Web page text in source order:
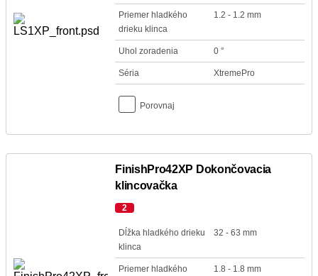
Priemer hladkého
drieku klinca
1.2 - 1.2 mm
Uhol zoradenia 0 °
Séria XtremePro
Porovnaj
FinishPro42XP Dokončovacia
klincovačka
2
Dĺžka hladkého drieku
klinca
32 - 63 mm
Priemer hladkého
1.8 - 1.8 mm